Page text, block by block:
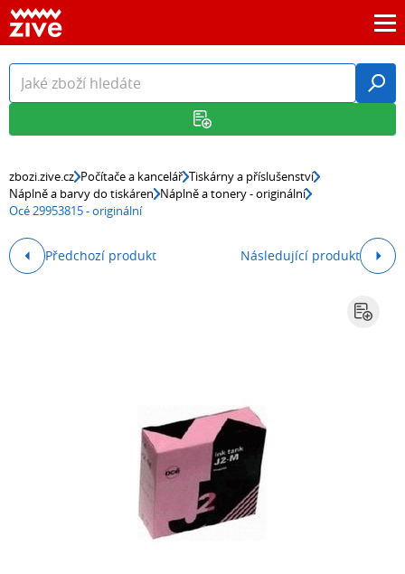
zbozi.zive.cz Počítače a kancelář Tiskárny a příslušenství
Náplně a barvy do tiskáren Náplně a tonery - originální
Océ 29953815 - originální
Předchozí produkt Následující produkt